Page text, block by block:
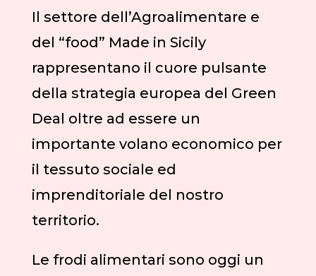
Il settore dell’Agroalimentare e
del “food” Made in Sicily
rappresentano il cuore pulsante
della strategia europea del Green
Deal oltre ad essere un
importante volano economico per
il tessuto sociale ed
imprenditoriale del nostro
territorio.
Le frodi alimentari sono oggi un